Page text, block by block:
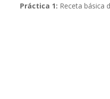
Práctica 1: Receta básica